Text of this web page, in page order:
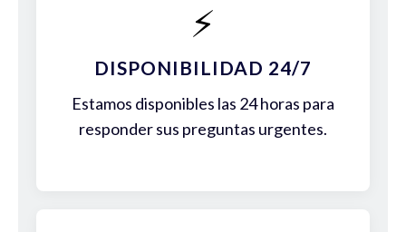
⚡
DISPONIBILIDAD 24/7
Estamos disponibles las 24 horas para
responder sus preguntas urgentes.